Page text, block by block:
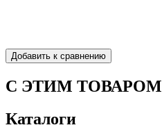
С ЭТИМ
Каталоги